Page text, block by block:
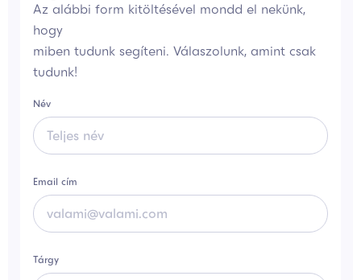
Az alábbi form kitöltésével mondd el nekünk,
hogy
miben tudunk segíteni. Válaszolunk, amint csak
tudunk!
Név
Email cím
Tárgy